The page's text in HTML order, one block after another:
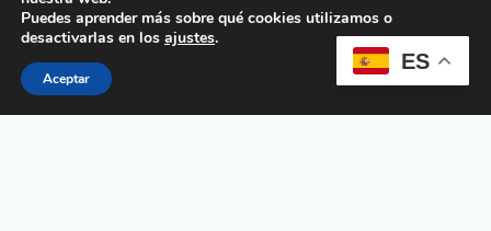
aporta unos niveles de seguridad muy altos para poder trabajar con
tranquilidad y minimizando riesgos.
ES
Puedes aprender más sobre qué cookies utilizamos o
desactivarlas en los ajustes.
Aceptar